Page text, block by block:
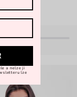
a nelze ji
lze